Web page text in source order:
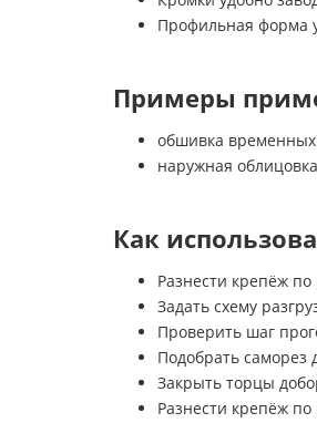
Профильная форма
Примеры
обшивка
наружная
Как
Разнести крепёж
Задать схему
Проверить шаг
Подобрать саморез
Закрыть торцы
Разнести крепёж